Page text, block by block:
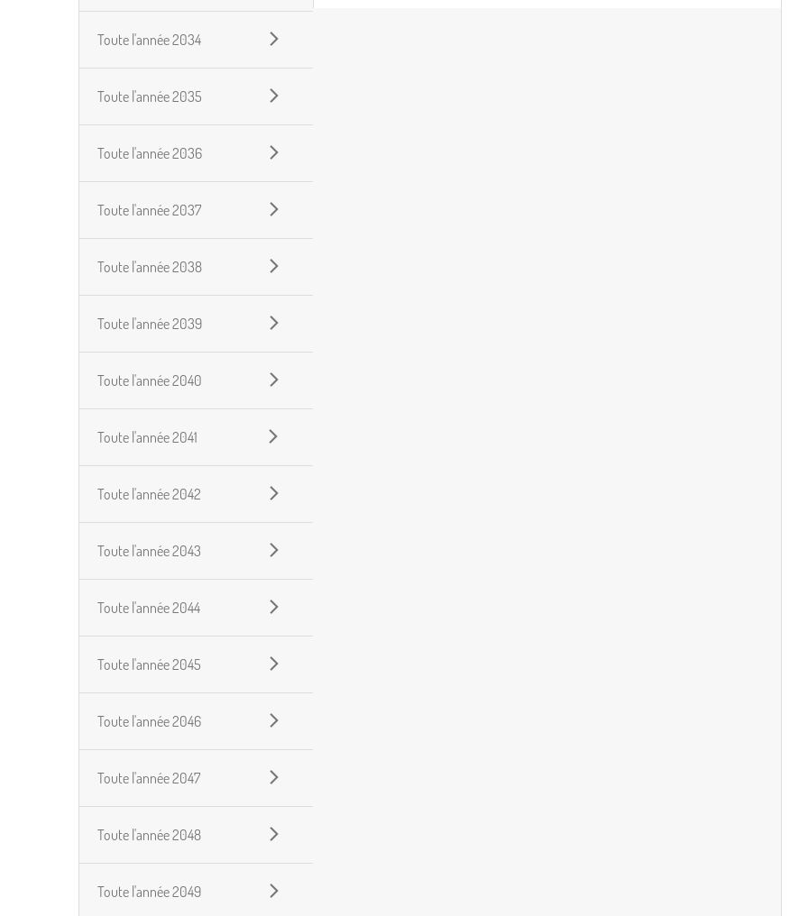
Toute l'année 2034
Toute l'année 2035
Toute l'année 2036
Toute l'année 2037
Toute l'année 2038
Toute l'année 2039
Toute l'année 2040
Toute l'année 2041
Toute l'année 2042
Toute l'année 2043
Toute l'année 2044
Toute l'année 2045
Toute l'année 2046
Toute l'année 2047
Toute l'année 2048
Toute l'année 2049